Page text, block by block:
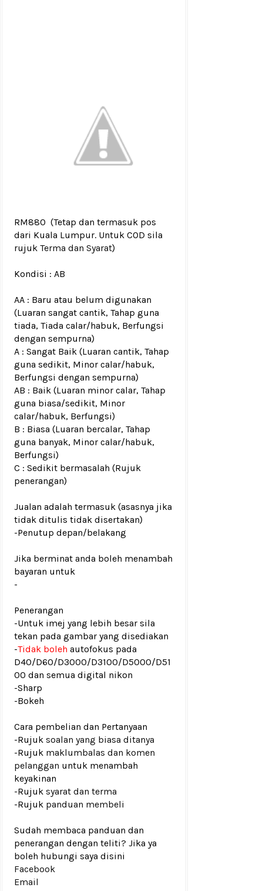
RM880 (Tetap dan termasuk pos
dari Kuala Lumpur. Untuk COD sila
rujuk Terma dan Syarat)
Kondisi : AB
AA : Baru atau belum digunakan
(Luaran sangat cantik, Tahap guna
tiada, Tiada calar/habuk, Berfungsi
dengan sempurna)
A : Sangat Baik (Luaran cantik, Tahap
guna sedikit, Minor calar/habuk,
Berfungsi dengan sempurna)
AB : Baik (Luaran minor calar, Tahap
guna biasa/sedikit, Minor
calar/habuk, Berfungsi)
B : Biasa (Luaran bercalar, Tahap
guna banyak, Minor calar/habuk,
Berfungsi)
C : Sedikit bermasalah (Rujuk
penerangan)
Jualan adalah termasuk (asasnya jika
tidak ditulis tidak disertakan)
-Penutup depan/belakang
Jika berminat anda boleh menambah
bayaran untuk
-
Penerangan
-Untuk imej yang lebih besar sila
tekan pada gambar yang disediakan
-Tidak boleh autofokus pada
D40/D60/D3000/D3100/D5000/D51
00 dan semua digital nikon
-Sharp
-Bokeh
Cara pembelian dan Pertanyaan
-Rujuk soalan yang biasa ditanya
-Rujuk maklumbalas dan komen
pelanggan untuk menambah
keyakinan
-Rujuk syarat dan terma
-Rujuk panduan membeli
Sudah membaca panduan dan
penerangan dengan teliti? Jika ya
boleh hubungi saya disini
Facebook
Email